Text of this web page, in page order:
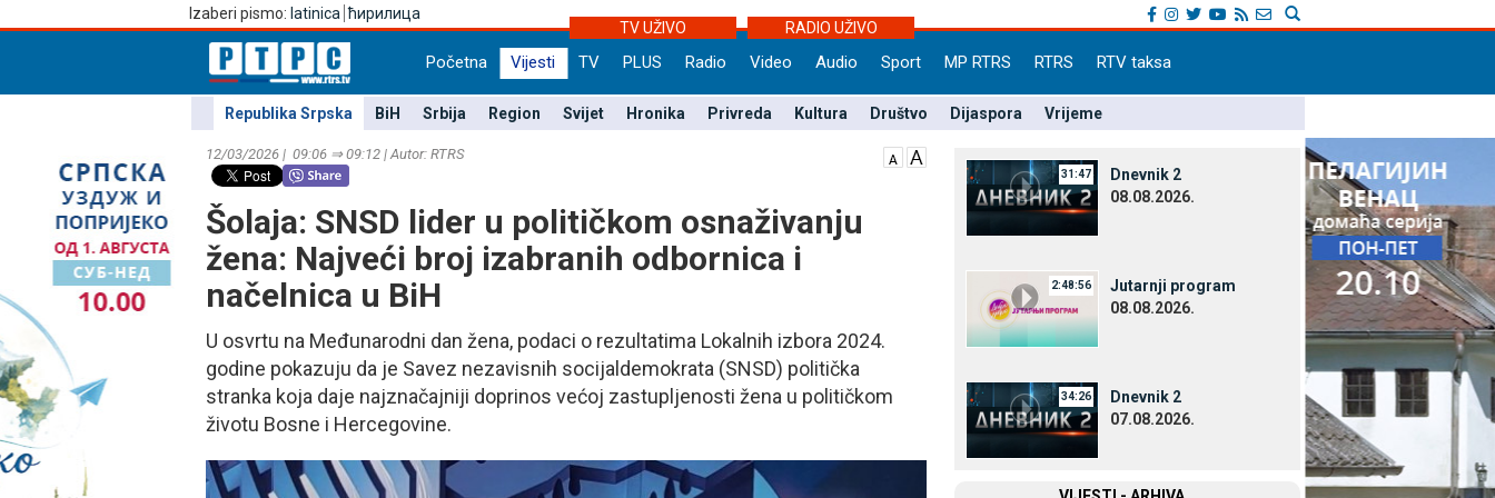
Izaberi pismo: latinica ћирилица
TV UŽIVO
RADIO UŽIVO
Početna Vijesti TV PLUS Radio Video Audio Sport MP RTRS RTRS RTV taksa
Republika Srpska BiH Srbija Region Svijet Hronika Privreda Kultura Društvo Dijaspora Vrijeme
12/03/2026 | 09:06 ⇒ 09:12 | Autor: RTRS
Šolaja: SNSD lider u političkom osnaživanju
žena: Najveći broj izabranih odbornica i
načelnica u BiH
U osvrtu na Međunarodni dan žena, podaci o rezultatima Lokalnih izbora 2024.
godine pokazuju da je Savez nezavisnih socijaldemokrata (SNSD) politička
stranka koja daje najznačajniji doprinos većoj zastupljenosti žena u političkom
životu Bosne i Hercegovine.
31:47
Dnevnik 2
08.08.2026.
2:48:56
Јutarnji program
08.08.2026.
34:26
Dnevnik 2
07.08.2026.